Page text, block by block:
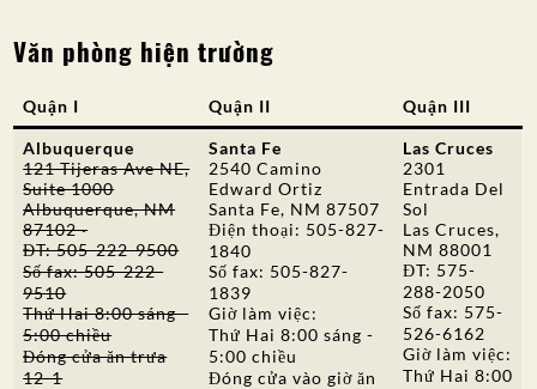
Văn phòng hiện trường
Quận I Quận II Quận III
Albuquerque
121 Tijeras Ave NE,
Suite 1000
Albuquerque, NM
87102 ·
ĐT: 505-222-9500
Số fax: 505-222-
9510
Thứ Hai 8:00 sáng -
5:00 chiều
Đóng cửa ăn trưa
12-1
Santa Fe
2540 Camino
Edward Ortiz
Santa Fe, NM 87507
Điện thoại: 505-827-
1840
Số fax: 505-827-
1839
Giờ làm việc:
Thứ Hai 8:00 sáng -
5:00 chiều
Đóng cửa vào giờ ăn
Las Cruces
2301
Entrada Del
Sol
Las Cruces,
NM 88001
ĐT: 575-
288-2050
Số fax: 575-
526-6162
Giờ làm việc:
Thứ Hai 8:00